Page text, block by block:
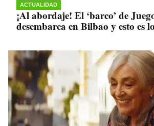
ACTUALIDAD
¡Al abordaje! El ‘barco’ de
desembarca en Bilbao y esto es lo